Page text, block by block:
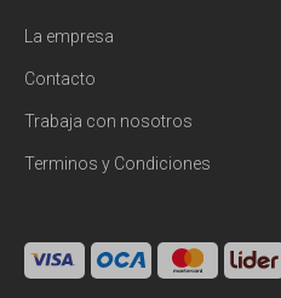
La empresa
Contacto
Trabaja con nosotros
Terminos y Condiciones